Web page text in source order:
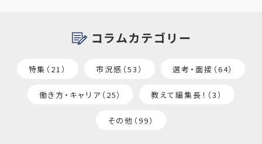
コラムカテゴリー
特集（21） 市況感（53） 選考・面接（64）
働き方・キャリア（25） 教えて編集長！（3）
その他（99）